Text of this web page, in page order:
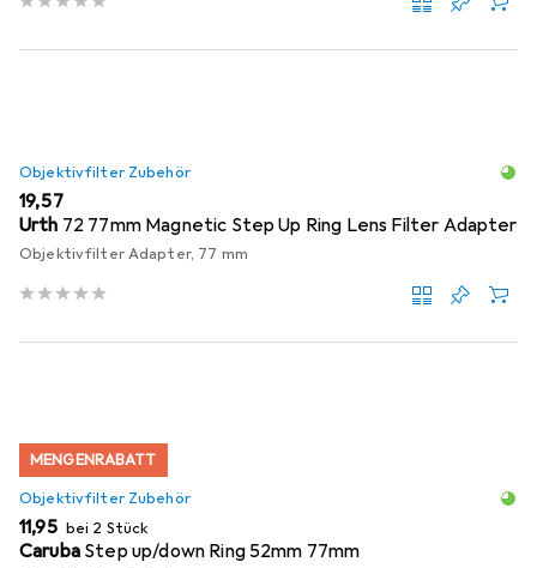
Objektivfilter Zubehör
EUR
19,57
Urth 72 77mm Magnetic Step Up Ring Lens Filter Adapter
Objektivfilter Adapter, 77 mm
MENGENRABATT
Objektivfilter Zubehör
EUR
11,95 bei 2 Stück
Caruba Step up/down Ring 52mm 77mm